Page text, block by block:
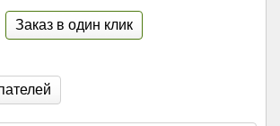
Заказ в один клик